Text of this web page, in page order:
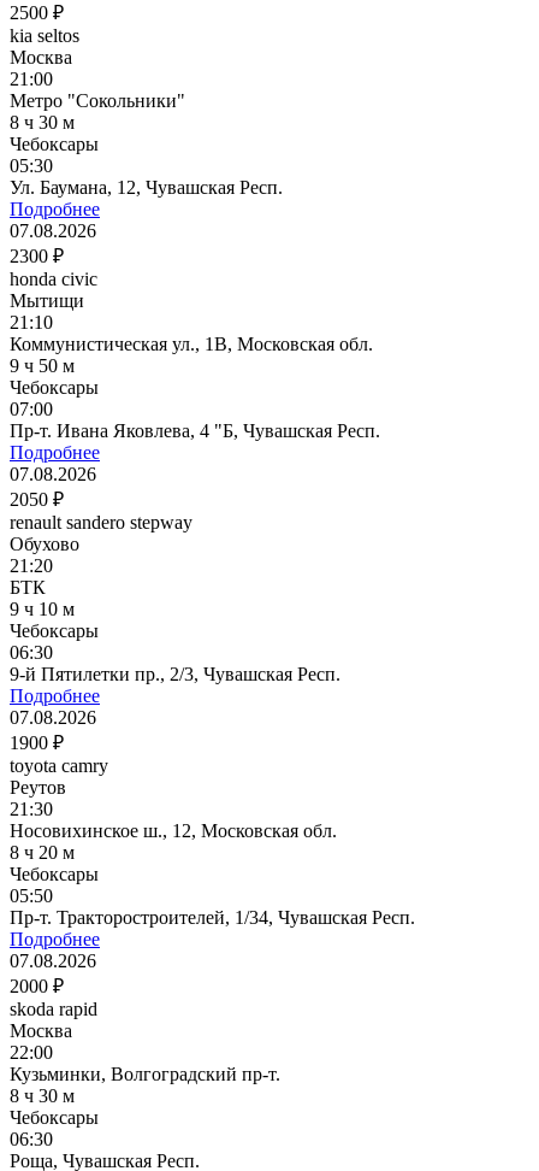
2500 ₽
kia seltos
Москва
21:00
Метро "Сокольники"
8 ч 30 м
Чебоксары
05:30
Ул. Баумана, 12, Чувашская Респ.
Подробнее
07.08.2026
2300 ₽
honda civic
Мытищи
21:10
Коммунистическая ул., 1В, Московская обл.
9 ч 50 м
Чебоксары
07:00
Пр-т. Ивана Яковлева, 4 "Б, Чувашская Респ.
Подробнее
07.08.2026
2050 ₽
renault sandero stepway
Обухово
21:20
БТК
9 ч 10 м
Чебоксары
06:30
9-й Пятилетки пр., 2/3, Чувашская Респ.
Подробнее
07.08.2026
1900 ₽
toyota camry
Реутов
21:30
Носовихинское ш., 12, Московская обл.
8 ч 20 м
Чебоксары
05:50
Пр-т. Тракторостроителей, 1/34, Чувашская Респ.
Подробнее
07.08.2026
2000 ₽
skoda rapid
Москва
22:00
Кузьминки, Волгоградский пр-т.
8 ч 30 м
Чебоксары
06:30
Роща, Чувашская Респ.